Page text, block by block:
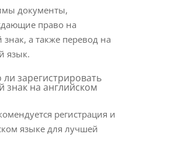
документы,
право на
а также перевод на
язык.
зарегистрировать
знак на английском
регистрация и
языке для лучшей